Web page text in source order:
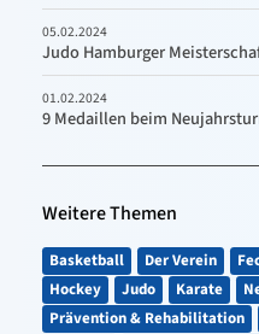
05.02.2024
Judo Hamburger
01.02.2024
9 Medaillen beim
Weitere Themen
Basketball Der Verein
Hockey
Judo Karate
Prävention & Rehabilitation